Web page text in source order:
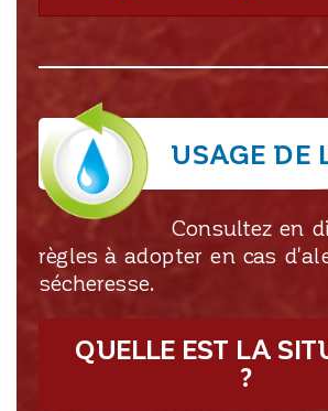
USAGE DE
Consultez en
règles à adopter en cas
sécheresse.
QUELLE EST LA
?